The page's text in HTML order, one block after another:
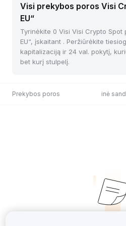
Visi prekybos poros Visi
EU“
Tyrinėkite 0 Visi Visi Crypto Spot
EU“, įskaitant . Peržiūrėkite
kapitalizaciją ir 24 val. pokytį,
bet kurį stulpelį.
Prekybos poros Paskutinė